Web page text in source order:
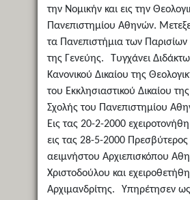
την Νομικήν και εις την
Πανεπιστημίου Αθηνών.
τα Πανεπιστήμια των Παρισίων
της Γενεύης. Τυγχάνει
Κανονικού Δικαίου της
του Εκκλησιαστικού Δικαίου
Σχολής του Πανεπιστημίου
Εις τας 20-2-2000 εχειροτονήθη
εις τας 28-5-2000
αειμνήστου Αρχιεπισκόπου
Χριστοδούλου και εχειροθετήθη
Αρχιμανδρίτης. Υπηρέτησεν